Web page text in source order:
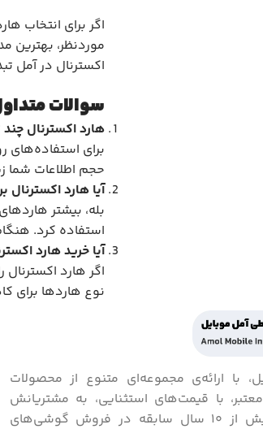
اگر برای انتخاب
موردنظر، بهترین
اکسترنال در آمل
سوالات
هارد اکسترنال
حجم اطلاعات شما
آیا هارد
استفاده کرد.
آیا خرید هارد
اگر هارد
نوع هاردها برای
با ارائه‌ی مجموعه‌ای متنوع از محصولات
با قیمت‌های استثنایی، به مشتریانش
خدمت می‌کند. با بیش از 10 سال سابقه در فروش گوشی‌های